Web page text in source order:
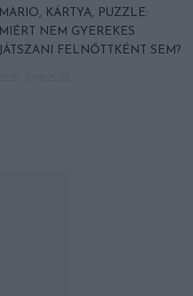
MARIO, KÁRTYA, PUZZLE:
MIÉRT NEM GYEREKES
JÁTSZANI FELNŐTTKÉNT SEM?